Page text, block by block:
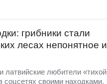
грибники стали
лесах непонятное и
латвийские любители «тихой
соцсетях своими находками.